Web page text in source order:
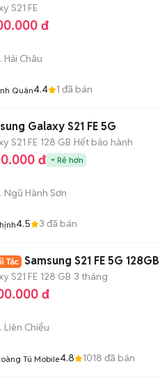
S21 FE
đ
Hải Châu
Quân4.4 1 đã bán
Galaxy S21 FE 5G
S21 FE 128 GB Hết bảo hành
đ Rẻ hơn
Ngũ Hành Sơn
4.5 3 đã bán
Samsung S21 FE 5G
S21 FE 128 GB 3 tháng
đ
Liên Chiểu
Tú Mobile4.8 1018 đã bán